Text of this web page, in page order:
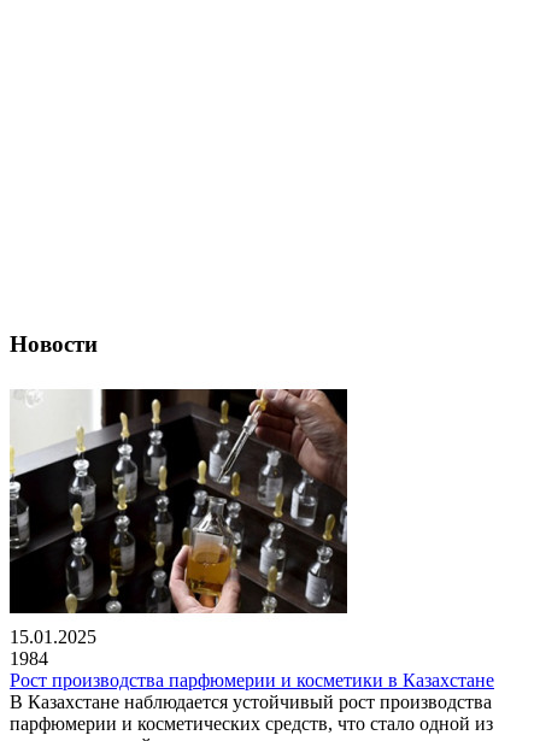
Новости
15.01.2025
1984
Рост производства парфюмерии и косметики в Казахстане
В Казахстане наблюдается устойчивый рост производства
парфюмерии и косметических средств, что стало одной из